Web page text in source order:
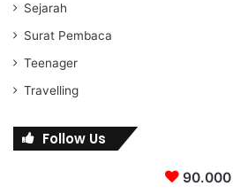
Sejarah
Surat Pembaca
Teenager
Travelling
Follow Us
90.000